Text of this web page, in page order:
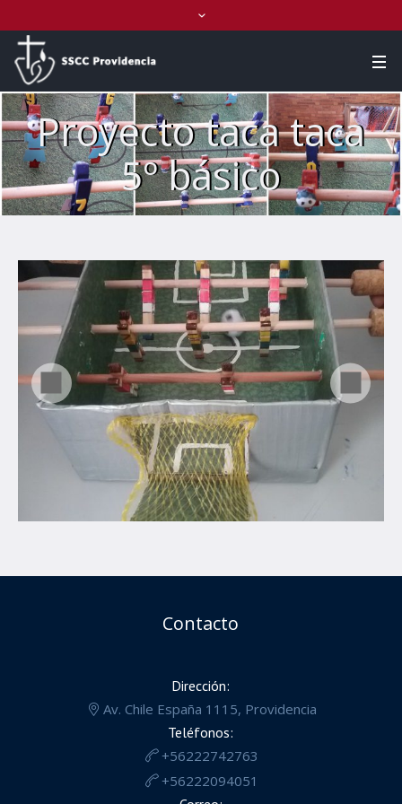
Proyecto taca taca
5º básico
Contacto
Dirección:
Av. Chile España 1115, Providencia
Teléfonos:
+56222742763
+56222094051